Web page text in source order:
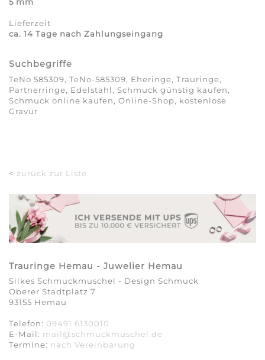
5 mm
Lieferzeit
ca. 14 Tage nach Zahlungseingang
Suchbegriffe
TeNo 585309, TeNo-585309, Eheringe, Trauringe,
Partnerringe, Edelstahl, Schmuck günstig kaufen,
Schmuck online kaufen, Online-Shop, kostenlose
Gravur
< zurück zur Liste
Trauringe Hemau - Juwelier Hemau
Silkes Schmuckmuschel - Design Schmuck
Oberer Stadtplatz 7
93155 Hemau
Telefon: 09491 6130010
E-Mail: mail@schmuckmuschel.de
Termine: nach Vereinbarung​​​​​​​